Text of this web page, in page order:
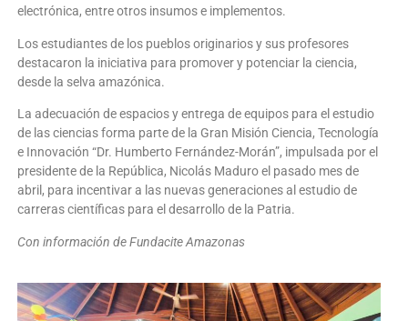
electrónica, entre otros insumos e implementos.
Los estudiantes de los pueblos originarios y sus profesores
destacaron la iniciativa para promover y potenciar la ciencia,
desde la selva amazónica.
La adecuación de espacios y entrega de equipos para el estudio
de las ciencias forma parte de la Gran Misión Ciencia, Tecnología
e Innovación “Dr. Humberto Fernández-Morán”, impulsada por el
presidente de la República, Nicolás Maduro el pasado mes de
abril, para incentivar a las nuevas generaciones al estudio de
carreras científicas para el desarrollo de la Patria.
Con información de Fundacite Amazonas